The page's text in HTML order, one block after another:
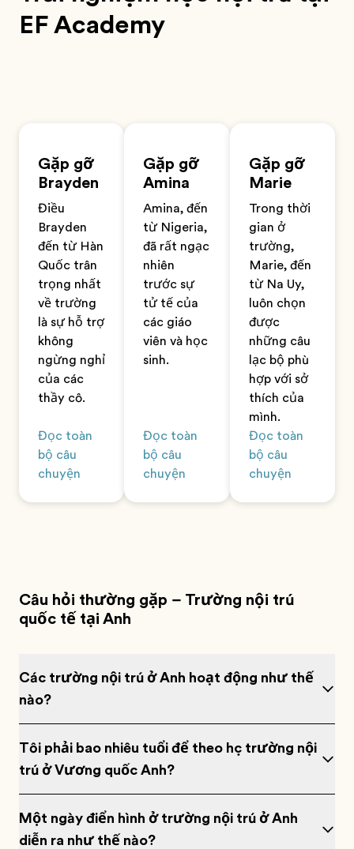
EF Academy
Gặp gỡ
Brayden
Điều
Brayden
đến từ Hàn
Quốc trân
trọng nhất
về trường
là sự hỗ trợ
không
ngừng nghỉ
của các
thầy cô.
Đọc toàn
bộ câu
chuyện
Gặp gỡ
Amina
Amina, đến
từ Nigeria,
đã rất ngạc
nhiên
trước sự
tử tế của
các giáo
viên và học
sinh.
Đọc toàn
bộ câu
chuyện
Gặp gỡ
Marie
Trong thời
gian ở
trường,
Marie, đến
từ Na Uy,
luôn chọn
được
những câu
lạc bộ phù
hợp với sở
thích của
mình.
Đọc toàn
bộ câu
chuyện
Câu hỏi thường gặp – Trường nội trú
quốc tế tại Anh
Các trường nội trú ở Anh hoạt động như thế
nào?
Tôi phải bao nhiêu tuổi để theo học trường nội
trú ở Vương quốc Anh?
Một ngày điển hình ở trường nội trú ở Anh
diễn ra như thế nào?